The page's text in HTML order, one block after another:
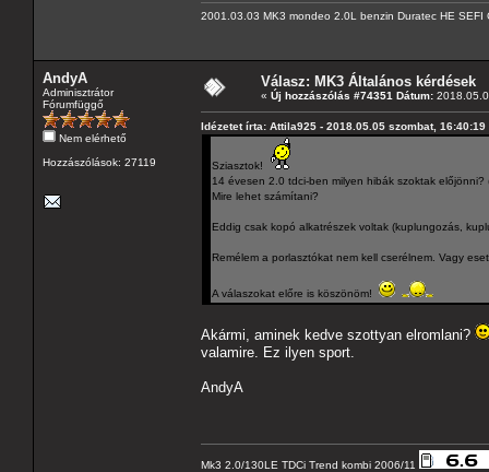
2001.03.03 MK3 mondeo 2.0L benzin Duratec HE
AndyA
Adminisztrátor
Fórumfüggő
Nem elérhető
Hozzászólások: 27119
Válasz: MK3 Általános kérdések
« Új hozzászólás #74351 Dátum:
Idézetet írta: Attila925 - 2018.05.05 szombat, 16:40:19
Sziasztok!
14 évesen 2.0 tdci-ben milyen hibák szoktak
Mire lehet számítani?
Eddig csak kopó alkatrészek voltak (kuplungozás,
Remélem a porlasztókat nem kell cserélnem. Vagy
A válaszokat előre is köszönöm!
Akármi, aminek kedve szottyan elromlani?
valamire. Ez ilyen sport.
AndyA
Mk3 2.0/130LE TDCi Trend kombi 2006/11